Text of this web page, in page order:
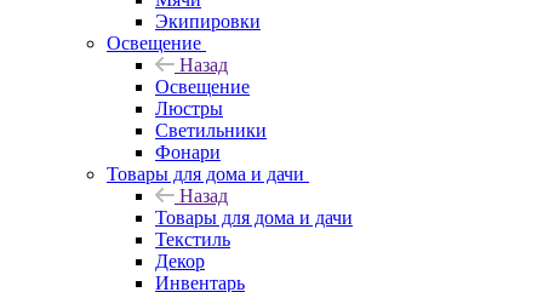
Экипировки
Освещение
Назад
Освещение
Люстры
Светильники
Фонари
Товары для дома и дачи
Назад
Товары для дома и дачи
Текстиль
Декор
Инвентарь